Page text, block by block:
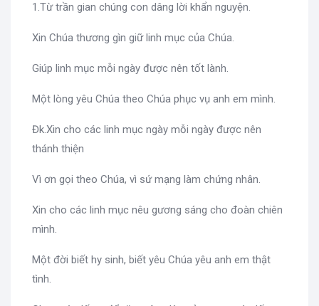
1.Từ trần gian chúng con dâng lời khẩn nguyện.
Xin Chúa thương gìn giữ linh mục của Chúa.
Giúp linh mục mỗi ngày được nên tốt lành.
Một lòng yêu Chúa theo Chúa phục vụ anh em mình.
Đk.Xin cho các linh mục ngày mỗi ngày được nên
thánh thiện
Vì ơn gọi theo Chúa, vì sứ mạng làm chứng nhân.
Xin cho các linh mục nêu gương sáng cho đoàn chiên
mình.
Một đời biết hy sinh, biết yêu Chúa yêu anh em thật
tình.